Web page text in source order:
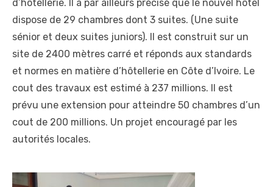
d’hôtellerie. Il a par ailleurs précisé que le nouvel hôtel
dispose de 29 chambres dont 3 suites. (Une suite
sénior et deux suites juniors). Il est construit sur un
site de 2400 mètres carré et réponds aux standards
et normes en matière d’hôtellerie en Côte d’Ivoire. Le
cout des travaux est estimé à 237 millions. Il est
prévu une extension pour atteindre 50 chambres d’un
cout de 200 millions. Un projet encouragé par les
autorités locales.